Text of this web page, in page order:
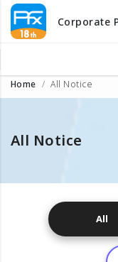
Corporate
Home All Notice
All Notice
All